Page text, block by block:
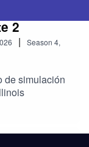
2
| Season 4,
de simulación